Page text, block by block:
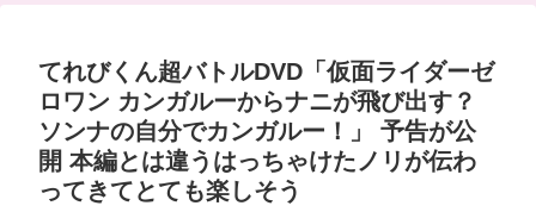
てれびくん超バトルDVD「仮面ライダーゼ
ロワン カンガルーからナニが飛び出す？
ソンナの自分でカンガルー！」 予告が公
開 本編とは違うはっちゃけたノリが伝わ
ってきてとても楽しそう